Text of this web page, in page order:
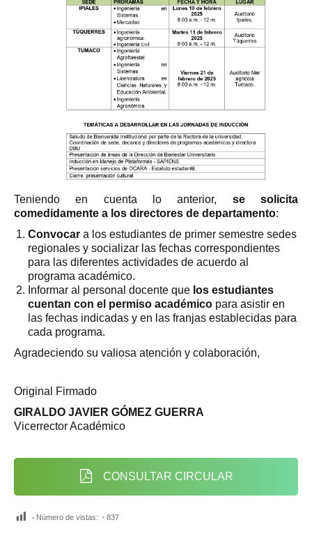
Teniendo en cuenta lo anterior, se solicita
comedidamente a los directores de departamento:
Convocar a los estudiantes de primer semestre sedes
regionales y socializar las fechas correspondientes
para las diferentes actividades de acuerdo al
programa académico.
Informar al personal docente que los estudiantes
cuentan con el permiso académico para asistir en
las fechas indicadas y en las franjas establecidas para
cada programa.
Agradeciendo su valiosa atención y colaboración,
Original Firmado
GIRALDO JAVIER GÓMEZ GUERRA
Vicerrector Académico
CONSULTAR CIRCULAR
Número de vistas: 837